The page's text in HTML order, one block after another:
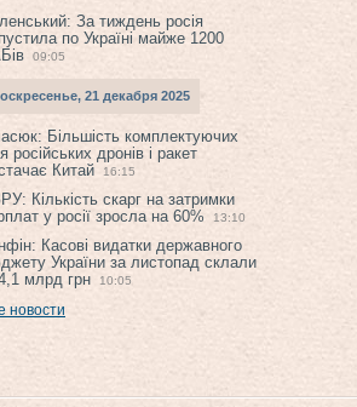
За тиждень росія
по Україні майже 1200
09:05
21 декабря 2025
Більшість комплектуючих
російських дронів і ракет
Китай
16:15
Кількість скарг на затримки
у росії зросла на 60%
13:10
Касові видатки державного
України за листопад склали
млрд грн
10:05
новости